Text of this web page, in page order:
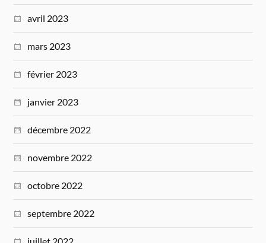
avril 2023
mars 2023
février 2023
janvier 2023
décembre 2022
novembre 2022
octobre 2022
septembre 2022